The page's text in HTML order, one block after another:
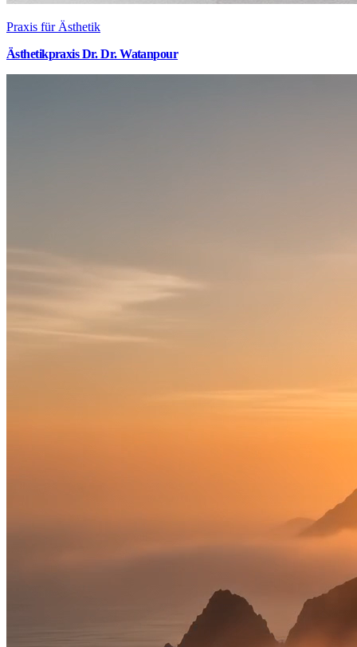
Praxis für Ästhetik
Ästhetikpraxis Dr. Dr. Watanpour